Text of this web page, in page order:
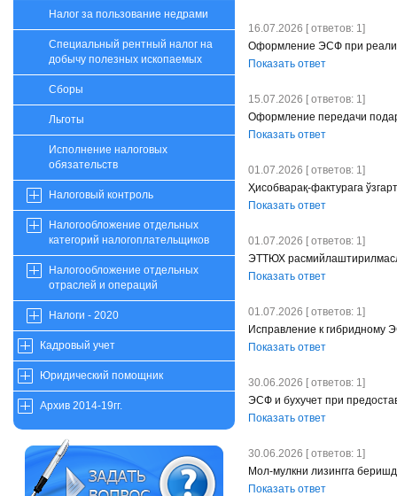
Налог за пользование недрами
Специальный рентный налог на
добычу полезных ископаемых
Сборы
Льготы
Исполнение налоговых
обязательств
Налоговый контроль
Налогообложение отдельных
категорий налогоплательщиков
Налогообложение отдельных
отраслей и операций
Налоги - 2020
Кадровый учет
Юридический помощник
Архив 2014-19гг.
16.07.2026 [ ответов: 1]
Оформление ЭСФ при
Показать ответ
15.07.2026 [ ответов: 1]
Оформление передачи
Показать ответ
01.07.2026 [ ответов: 1]
Ҳисобварақ-фактурага
Показать ответ
01.07.2026 [ ответов: 1]
ЭТТЮХ
Показать ответ
01.07.2026 [ ответов: 1]
Исправление к гибридному
Показать ответ
30.06.2026 [ ответов: 1]
ЭСФ и бухучет при
Показать ответ
30.06.2026 [ ответов: 1]
Мол-мулкни лизингга
Показать ответ